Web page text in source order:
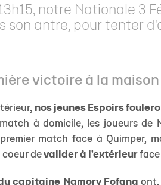
notre Nationale 3
son antre, pour tenter
victoire à la maison
nos jeunes Espoirs
à domicile, les joueurs de
match face à Quimper,
coeur de valider à l'extérieur face
capitaine Namory Fofana ont,